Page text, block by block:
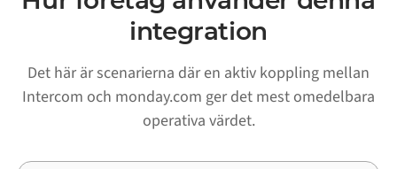
integration
Det här är scenarierna där en aktiv koppling mellan
Intercom och monday.com ger det mest omedelbara
operativa värdet.